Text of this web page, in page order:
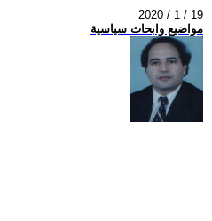
2020 / 1 / 19
مواضيع وابحاث سياسية